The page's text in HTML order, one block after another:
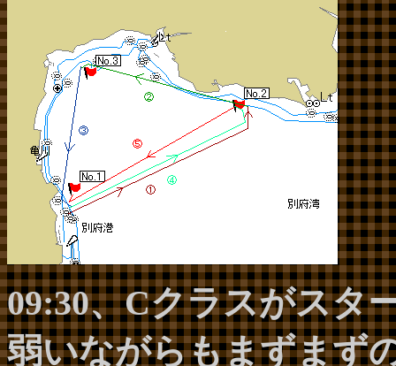
09:30、Cクラスがスタ
弱いながらもまずまず